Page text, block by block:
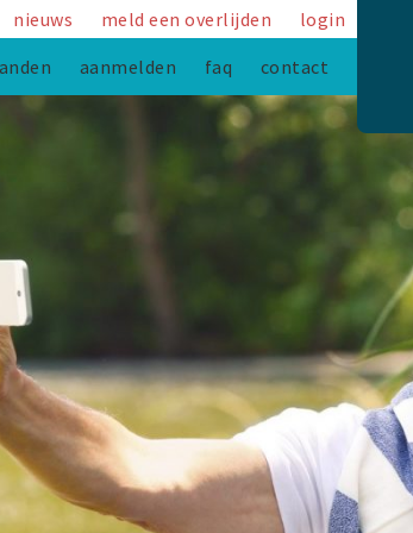
nieuws meld een overlijden
login
aanmelden faq contact